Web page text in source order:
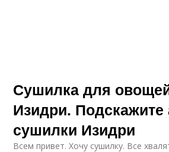
Сушилка для
Изидри. Подскажите
сушилки Изидри
Всем привет. Хочу сушилку. Все